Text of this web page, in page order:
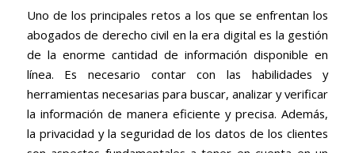
Uno de los principales retos a los que se enfrentan los
abogados de derecho civil en la era digital es la gestión
de la enorme cantidad de información disponible en
línea. Es necesario contar con las habilidades y
herramientas necesarias para buscar, analizar y verificar
la información de manera eficiente y precisa. Además,
la privacidad y la seguridad de los datos de los clientes